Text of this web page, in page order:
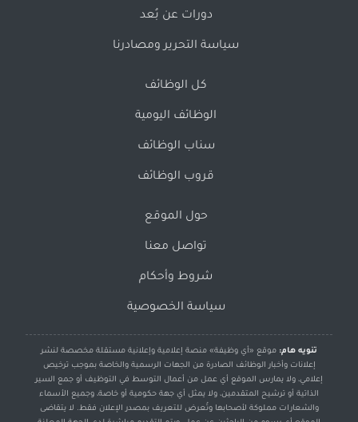
دورات عن بُعد
سياسة التحرير ومصادرنا
كل الوظائف
الوظائف اليومية
سناب الوظائف
قروب الوظائف
حول الموقع
تواصل معنا
شروط وأحكام
سياسة الخصوصية
تنويه هام: موقع «أي وظيفة» منصة إعلامية وإعلانية مستقلة مخصصة لنشر
إعلانات وأخبار الوظائف الصادرة من الجهات الرسمية والخاصة بموجب ترخيص
إعلامي، ولا يمارس الموقع أي عمل من أعمال التوسط في التوظيف أو جمع السير
الذاتية أو ترشيح المتقدمين، ولا يمثل أي جهة حكومية أو خاصة، وجميع الأسماء
والشعارات مملوكة لأصحابها وتُعرض للتعريف بمصدر الإعلان فقط. لا يتقاضى